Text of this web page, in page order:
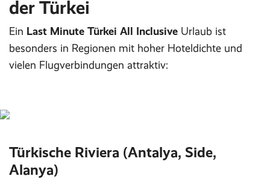
der Türkei
Ein Last Minute Türkei All Inclusive Urlaub ist
besonders in Regionen mit hoher Hoteldichte und
vielen Flugverbindungen attraktiv:
Türkische Riviera (Antalya, Side,
Alanya)